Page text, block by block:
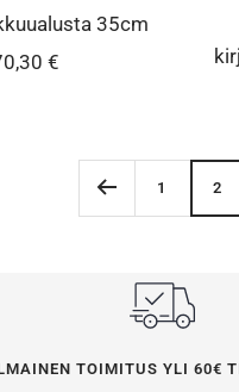
35cm
€
1 2
TOIMITUS YLI 60€